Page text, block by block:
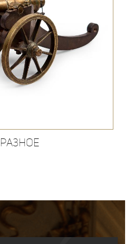
Разное